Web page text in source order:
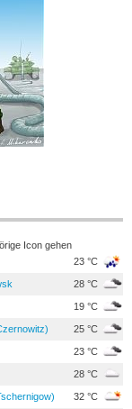
Icon gehen
23 °C
28 °C
19 °C
25 °C
23 °C
28 °C
32 °C